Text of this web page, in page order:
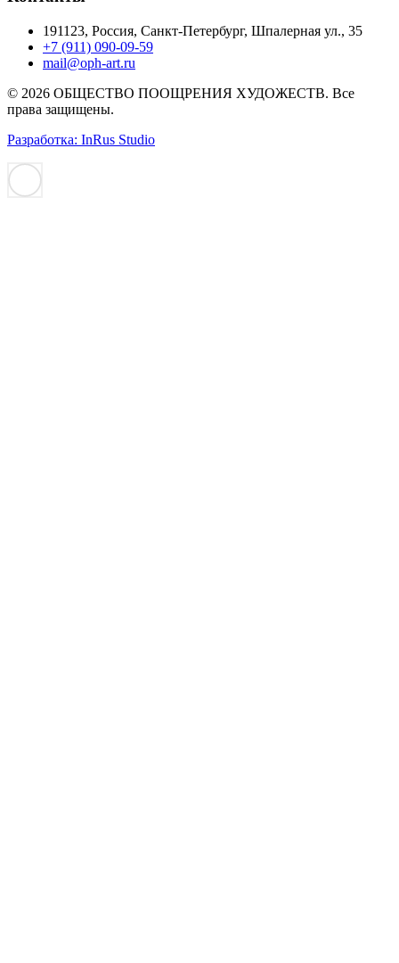
191123, Россия, Санкт-Петербург, Шпалерная ул., 35
+7 (911) 090-09-59
mail@oph-art.ru
© 2026 ОБЩЕСТВО ПООЩРЕНИЯ ХУДОЖЕСТВ. Все
права защищены.
Разработка: InRus Studio